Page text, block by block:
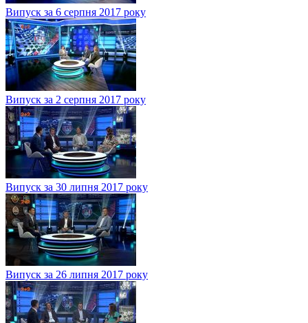
Випуск за 6 серпня 2017 року
Випуск за 2 серпня 2017 року
Випуск за 30 липня 2017 року
Випуск за 26 липня 2017 року